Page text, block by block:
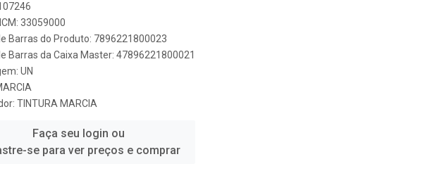
33059000
Barras do Produto: 7896221800023
Barras da Caixa Master: 47896221800021
UN
TINTURA MARCIA
Faça seu login ou
se para ver preços e comprar